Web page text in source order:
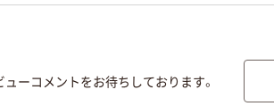
ーコメントをお待ちしております。